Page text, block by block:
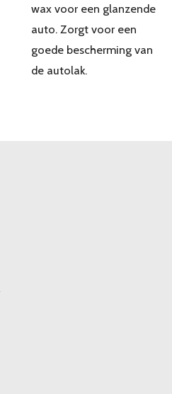
wax voor een glanzende
auto. Zorgt voor een
goede bescherming van
de autolak.